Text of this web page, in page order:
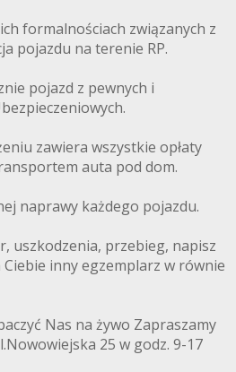
formalnościach związanych z
pojazdu na terenie RP.
pojazd z pewnych i
zawiera wszystkie opłaty
auta pod dom.
naprawy każdego pojazdu.
uszkodzenia, przebieg, napisz
inny egzemplarz w równie
Nas na żywo Zapraszamy
25 w godz. 9-17